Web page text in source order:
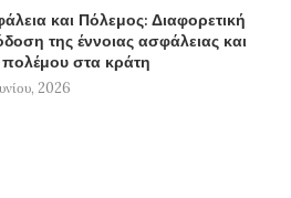
και Πόλεμος: Διαφορετική
της έννοιας ασφάλειας και
πολέμου στα κράτη
2026